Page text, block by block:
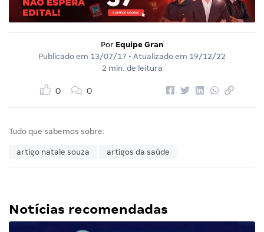
Por Equipe Gran
Publicado em 13/07/17 • Atualizado em 19/12/22
2 min. de leitura
0 0
Tudo que sabemos sobre:
artigo natale souza artigos da saúde
Notícias recomendadas